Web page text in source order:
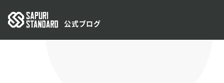
公式ブログ